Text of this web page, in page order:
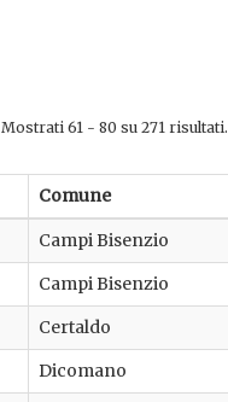
Mostrati 61 - 80 su 271 risultati.
Comune
Campi Bisenzio
Campi Bisenzio
Certaldo
Dicomano